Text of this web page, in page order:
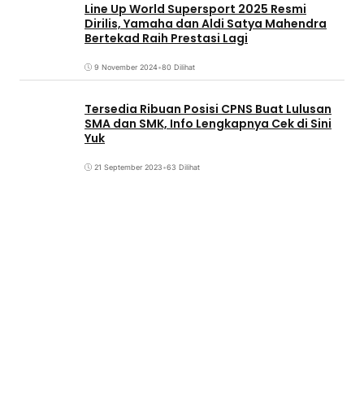
Line Up World Supersport 2025 Resmi
Dirilis, Yamaha dan Aldi Satya Mahendra
Bertekad Raih Prestasi Lagi
9 November 2024•80 Dilihat
Tersedia Ribuan Posisi CPNS Buat Lulusan
SMA dan SMK, Info Lengkapnya Cek di Sini
Yuk
21 September 2023•63 Dilihat